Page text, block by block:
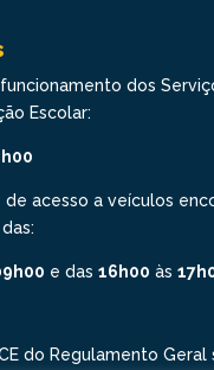
dos
Escolar:
de acesso a veículos
e das 16h00 às
do Regulamento Geral